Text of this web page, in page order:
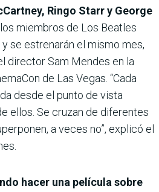
Ringo Starr y George
miembros de Los Beatles
se estrenarán el mismo mes,
director Sam Mendes en la
de Las Vegas. “Cada
desde el punto de vista
ellos. Se cruzan de diferentes
a veces no”, explicó el
hacer una película sobre